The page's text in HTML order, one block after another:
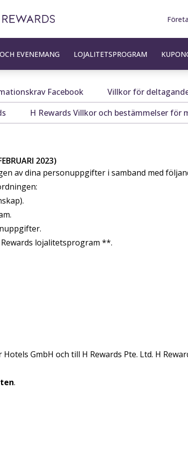
EVENEMANG LOJALITETSPROGRAM
Facebook
Villkor för
H Rewards Villkor och bestämmelser för
2023)
av dina personuppgifter i samband med
lojalitetsprogram **.
GmbH och till H Rewards Pte. Ltd. H
.